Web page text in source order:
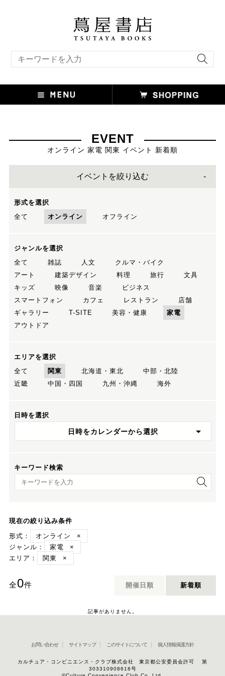
EVENT
オンライン 家電 関東 イベント 新着順
イベントを絞り込む
形式を選択
全て
オンライン オフライン
ジャンルを選択
全て
雑誌 人文
クルマ・バイク
アート
建築デザイン 料理 旅行
文具
キッズ
映像 音楽
ビジネス
スマートフォン
カフェ レストラン
店舗
ギャラリー
T-SITE 美容・健康
家電
アウトドア
エリアを選択
全て
関東 北海道・東北
中部・北陸
近畿
中国・四国 九州・沖縄 海外
日時を選択
日時をカレンダーから選択
キーワード検索
キーワード検索
現在の絞り込み条件
形式：
オンライン
×
ジャンル：
家電
×
エリア：
関東 ×
全0件 開催日順 新着順
記事がありません。
お問い合わせ サイトマップ このサイトについて 個人情報保護方針
カルチュア・コンビニエンス・クラブ株式会社 東京都公安委員会許可 第
303310908618号